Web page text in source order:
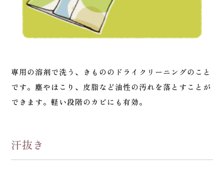
専用の溶剤で洗う、きもののドライクリーニングのこと
です。塵やほこり、皮脂など油性の汚れを落とすことが
できます。軽い段階のカビにも有効。
汗抜き